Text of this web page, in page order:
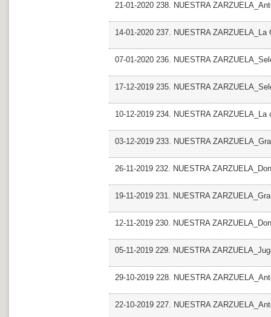
21-01-2020 238. NUESTRA
14-01-2020 237. NUESTRA ZARZUELA_La
07-01-2020 236. NUESTRA
17-12-2019 235. NUESTRA
10-12-2019 234. NUESTRA ZARZUELA_La
03-12-2019 233. NUESTRA
26-11-2019 232. NUESTRA
19-11-2019 231. NUESTRA
12-11-2019 230. NUESTRA
05-11-2019 229. NUESTRA
29-10-2019 228. NUESTRA
22-10-2019 227. NUESTRA